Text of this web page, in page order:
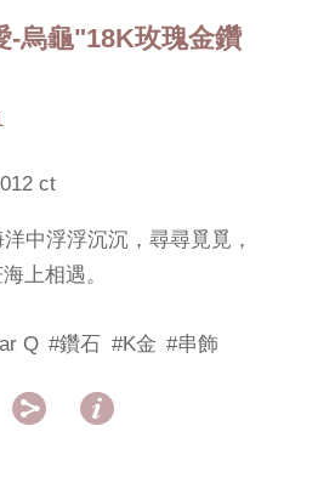
-烏龜"18K玫瑰金鑽
ct
中浮浮沉沉，尋尋覓覓，
上相遇。
Q #鑽石 #K金 #串飾
 